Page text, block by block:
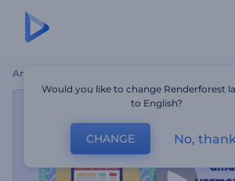
Ana Sayfa
Would you like to change Renderforest
to English?
CHANGE No,